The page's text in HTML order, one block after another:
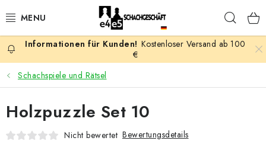
Inhalt
AKTION
SCHACHSPIELE
SCHACHFIGUREN
SCHACHBRETTER
Kostenloser Versand ab 100
€
Schachspiele und Rätsel
Holzpuzzle Set 10
Nicht bewertet Bewertungsdetails